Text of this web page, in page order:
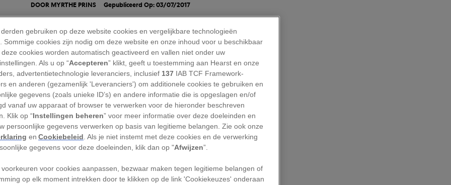
DOOR MYRTHE PRINS Gepubliceerd Op: 03/07/2017
aantal enorme zoutpannen. Bewonder
onder meer in nationaal park
ligt het mysterieuze Kubu
op bizarre rotsformaties tekenen
van dit eiland. Het verlaten Kubu
nationaal monument, maar van de
werd dit gebied nog bewoond
gebruiken op deze website cookies en vergelijkbare technologieën
Sommige cookies zijn nodig om deze website en onze inhoud voor u beschikbaar
cookies worden automatisch geactiveerd en vallen niet onder uw
Als u op “Accepteren” klikt, geeft u toestemming aan Hearst en onze
advertentietechnologie leveranciers, inclusief 137 IAB TCF Framework-
en anderen (gezamenlijk 'Leveranciers') om additionele cookies te gebruiken en
gegevens (zoals unieke ID’s) en andere informatie die is opgeslagen en/of
vanaf uw apparaat of browser te verwerken voor de hieronder beschreven
Klik op “Instellingen beheren” voor meer informatie over deze doeleinden en
persoonlijke gegevens verwerken op basis van legitieme belangen. Zie ook onze
enCookiebeleid . Als je niet instemt met deze cookies en de verwerking
gegevens voor deze doeleinden, klik dan op "Afwijzen”.
voorkeuren voor cookies aanpassen, bezwaar maken tegen legitieme belangen of
op elk moment intrekken door te klikken op de link 'Cookiekeuzes' onderaan